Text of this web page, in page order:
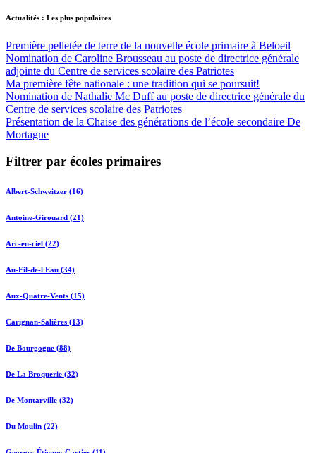
Actualités : Les plus populaires
Première pelletée de terre de la nouvelle école primaire à Beloeil
Nomination de Caroline Brousseau au poste de directrice générale
adjointe du Centre de services scolaire des Patriotes
Ma première fête nationale : une tradition qui se poursuit!
Nomination de Nathalie Mc Duff au poste de directrice générale du
Centre de services scolaire des Patriotes
Présentation de la Chaise des générations de l’école secondaire De
Mortagne
Filtrer par écoles primaires
Albert-Schweitzer (16)
Antoine-Girouard (21)
Arc-en-ciel (22)
Au-Fil-de-l'Eau (34)
Aux-Quatre-Vents (15)
Carignan-Salières (13)
De Bourgogne (88)
De La Broquerie (32)
De Montarville (32)
Du Moulin (22)